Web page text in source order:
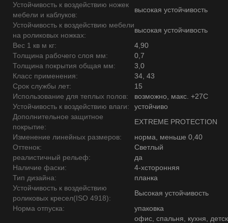
Устойчивость к воздействию ножек
мебели и каблуков:
высокая устойчивость
Устойчивость к воздействию мебели
на роликовых ножках:
высокая устойчивость
Вес 1 кв м кг:
4,90
Толщина рабочего слоя мм:
0,7
Толщина покрытия общая мм:
3,0
Класс применения:
34, 43
Срок службы лет:
15
Использование для теплых полов:
возможно, макс. +27С
Устойчивость к воздействию влаги:
устойчиво
Дополнительное защитное
покрытие:
EXTREME PROTECTION
Изменение линейных размеров:
норма, меньше 0,40
Оттенок:
Светлый
реалистичный рельеф:
да
Наличие фаски:
4-хсторонняя
Тип дизайна:
планка
Устойчивость к воздействию
роликовых кресел(ISO 4918):
Высокая устойчивость
Норма отпуска:
упаковка
офис, спальня, кухня,